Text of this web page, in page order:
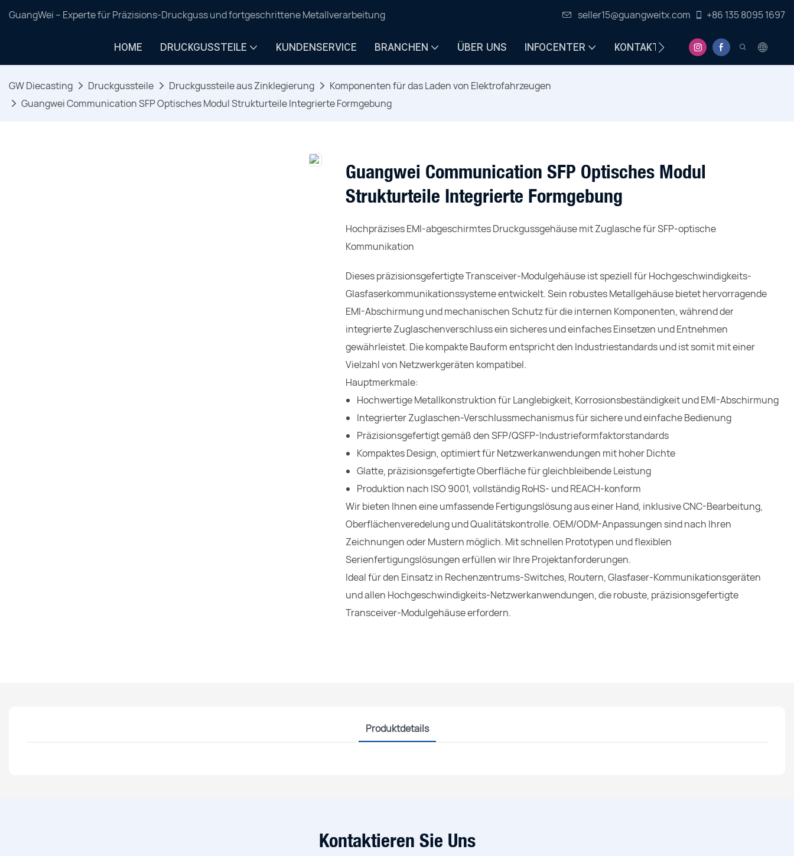
GuangWei – Experte für Präzisions-Druckguss und fortgeschrittene Metallverarbeitung seller15@guangweitx.com +86 135 8095 1697
HOME DRUCKGUSSTEILE KUNDENSERVICE BRANCHEN ÜBER UNS INFOCENTER KONTAKT
GW Diecasting Druckgussteile Druckgussteile aus Zinklegierung
Komponenten für das Laden von Elektrofahrzeugen
Guangwei Communication SFP Optisches Modul Strukturteile Integrierte Formgebung
Guangwei Communication SFP Optisches Modul
Strukturteile Integrierte Formgebung
Hochpräzises EMI-abgeschirmtes Druckgussgehäuse mit Zuglasche für SFP-optische
Kommunikation
Dieses präzisionsgefertigte Transceiver-Modulgehäuse ist speziell für Hochgeschwindigkeits-
Glasfaserkommunikationssysteme entwickelt. Sein robustes Metallgehäuse bietet hervorragende
EMI-Abschirmung und mechanischen Schutz für die internen Komponenten, während der
integrierte Zuglaschenverschluss ein sicheres und einfaches Einsetzen und Entnehmen
gewährleistet. Die kompakte Bauform entspricht den Industriestandards und ist somit mit einer
Vielzahl von Netzwerkgeräten kompatibel.
Hauptmerkmale:
Hochwertige Metallkonstruktion für Langlebigkeit, Korrosionsbeständigkeit und EMI-Abschirmung
Integrierter Zuglaschen-Verschlussmechanismus für sichere und einfache Bedienung
Präzisionsgefertigt gemäß den SFP/QSFP-Industrieformfaktorstandards
Kompaktes Design, optimiert für Netzwerkanwendungen mit hoher Dichte
Glatte, präzisionsgefertigte Oberfläche für gleichbleibende Leistung
Produktion nach ISO 9001, vollständig RoHS- und REACH-konform
Wir bieten Ihnen eine umfassende Fertigungslösung aus einer Hand, inklusive CNC-Bearbeitung,
Oberflächenveredelung und Qualitätskontrolle. OEM/ODM-Anpassungen sind nach Ihren
Zeichnungen oder Mustern möglich. Mit schnellen Prototypen und flexiblen
Serienfertigungslösungen erfüllen wir Ihre Projektanforderungen.
Ideal für den Einsatz in Rechenzentrums-Switches, Routern, Glasfaser-Kommunikationsgeräten
und allen Hochgeschwindigkeits-Netzwerkanwendungen, die robuste, präzisionsgefertigte
Transceiver-Modulgehäuse erfordern.
Produktdetails
Kontaktieren Sie Uns